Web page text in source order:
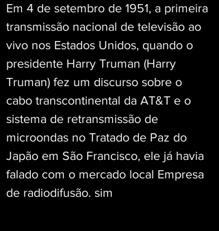
Em 4 de setembro de 1951, a primeira
transmissão nacional de televisão ao
vivo nos Estados Unidos, quando o
presidente Harry Truman (Harry
Truman) fez um discurso sobre o
cabo transcontinental da AT&T e o
sistema de retransmissão de
microondas no Tratado de Paz do
Japão em São Francisco, ele já havia
falado com o mercado local Empresa
de radiodifusão. sim